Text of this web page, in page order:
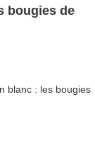
bougies de